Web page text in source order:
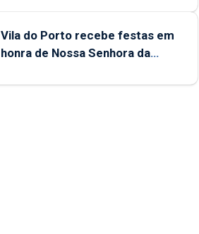
Vila do Porto recebe festas em
honra de Nossa Senhora da